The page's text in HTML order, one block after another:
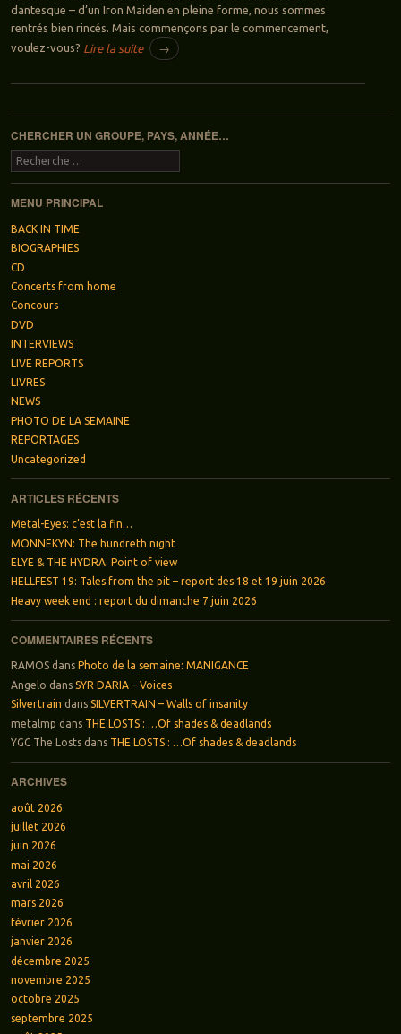
dantesque – d’un Iron Maiden en pleine forme, nous sommes
rentrés bien rincés. Mais commençons par le commencement,
voulez-vous? Lire la suite →
Navigation des articles
CHERCHER UN GROUPE, PAYS, ANNÉE…
Recherche
MENU PRINCIPAL
BACK IN TIME
BIOGRAPHIES
CD
Concerts from home
Concours
DVD
INTERVIEWS
LIVE REPORTS
LIVRES
NEWS
PHOTO DE LA SEMAINE
REPORTAGES
Uncategorized
ARTICLES RÉCENTS
Metal-Eyes: c’est la fin…
MONNEKYN: The hundreth night
ELYE & THE HYDRA: Point of view
HELLFEST 19: Tales from the pit – report des 18 et 19 juin 2026
Heavy week end : report du dimanche 7 juin 2026
COMMENTAIRES RÉCENTS
RAMOSdans Photo de la semaine: MANIGANCE
Angelo dans SYR DARIA – Voices
Silvertrain dans SILVERTRAIN – Walls of insanity
metalmp dans THE LOSTS : …Of shades & deadlands
YGC The Lostsdans THE LOSTS : …Of shades & deadlands
ARCHIVES
août 2026
juillet 2026
juin 2026
mai 2026
avril 2026
mars 2026
février 2026
janvier 2026
décembre 2025
novembre 2025
octobre 2025
septembre 2025